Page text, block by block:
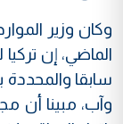
وكان وزير
الماضي، إن
وآب، مبينا أن